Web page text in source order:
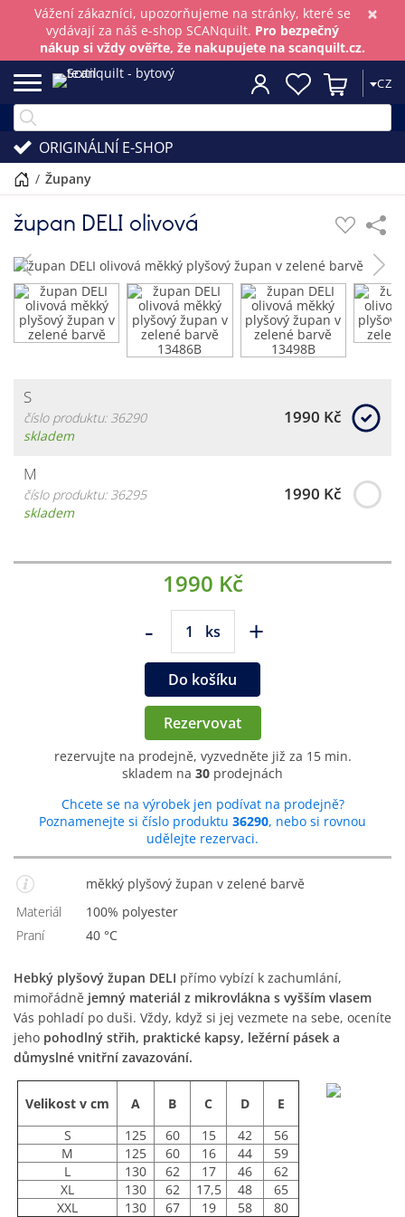
×
Vážení zákazníci, upozorňujeme na stránky, které se
vydávají za náš e-shop SCANquilt. Pro bezpečný
nákup si vždy ověřte, že nakupujete na scanquilt.cz.
CZ
ORIGINÁLNÍ E-SHOP
/ župany
župan DELI olivová
S
číslo produktu: 36290
skladem
1990 Kč
M
číslo produktu: 36295
skladem
1990 Kč
1990 Kč
- ks +
Do košíku
Rezervovat
rezervujte na prodejně, vyzvedněte již za 15 min.
skladem na 30 prodejnách
Chcete se na výrobek jen podívat na prodejně?
Poznamenejte si číslo produktu 36290, nebo si rovnou
udělejte rezervaci.
měkký plyšový župan v zelené barvě
Materiál
100% polyester
Praní
40 °C
Hebký plyšový župan DELI přímo vybízí k zachumlání,
mimořádně jemný materiál z mikrovlákna s vyšším vlasem
Vás pohladí po duši. Vždy, když si jej vezmete na sebe, oceníte
jeho pohodlný střih, praktické kapsy, ležérní pásek a
důmyslné vnitřní zavazování.
Velikost v cm A B C D
E
S
125 60 15 42
56
M
125 60 16 44
59
L
130 62 17 46
62
XL
130 62 17,5 48
65
XXL
130 67 19 58 80